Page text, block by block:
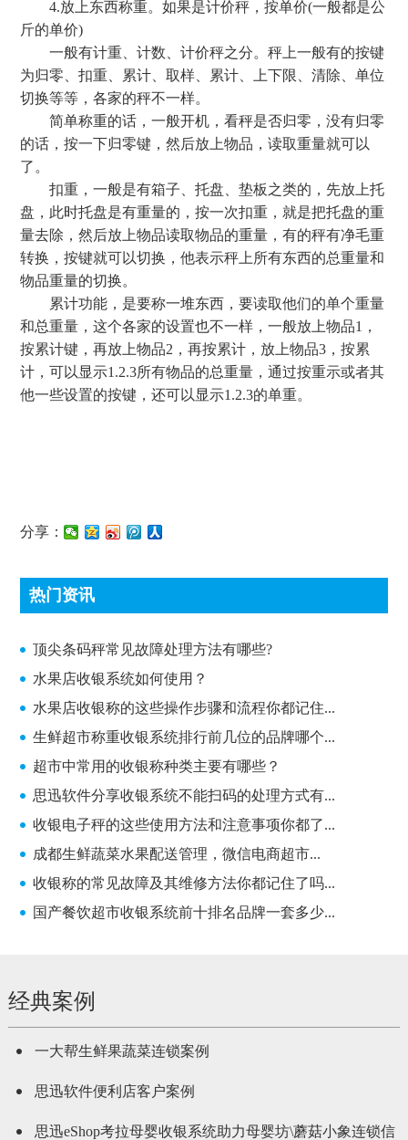
4.放上东西称重。如果是计价秤，按单价(一般都是公
斤的单价)
一般有计重、计数、计价秤之分。秤上一般有的按键
为归零、扣重、累计、取样、累计、上下限、清除、单位
切换等等，各家的秤不一样。
简单称重的话，一般开机，看秤是否归零，没有归零
的话，按一下归零键，然后放上物品，读取重量就可以
了。
扣重，一般是有箱子、托盘、垫板之类的，先放上托
盘，此时托盘是有重量的，按一次扣重，就是把托盘的重
量去除，然后放上物品读取物品的重量，有的秤有净毛重
转换，按键就可以切换，他表示秤上所有东西的总重量和
物品重量的切换。
累计功能，是要称一堆东西，要读取他们的单个重量
和总重量，这个各家的设置也不一样，一般放上物品1，
按累计键，再放上物品2，再按累计，放上物品3，按累
计，可以显示1.2.3所有物品的总重量，通过按重示或者其
他一些设置的按键，还可以显示1.2.3的单重。
分享：
热门资讯
顶尖条码秤常见故障处理方法有哪些?
顶尖条码秤常见故障处理方法有哪些?
水果店收银系统如何使用？
水果店收银称的这些操作步骤和流程你都记住...
生鲜超市称重收银系统排行前几位的品牌哪个...
超市中常用的收银称种类主要有哪些？
思迅软件分享收银系统不能扫码的处理方式有...
收银电子秤的这些使用方法和注意事项你都了...
成都生鲜蔬菜水果配送管理，微信电商超市...
收银称的常见故障及其维修方法你都记住了吗...
国产餐饮超市收银系统前十排名品牌一套多少...
经典案例
一大帮生鲜果蔬菜连锁案例
思迅软件便利店客户案例
思迅eShop考拉母婴收银系统助力母婴坊\蘑菇小象连锁信